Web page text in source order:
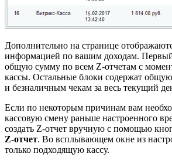
Дополнительно на странице
информацией по вашим доходам.
общую сумму по всем Z-отчетам с
кассы. Остальные блоки содержат
и безналичным чекам за весь текущий
Если по некоторым причинам вам
кассовую смену раньше настроенного
создать Z-отчет вручную с помощью
Z-отчет. Во всплывающем окне из
только подходящую кассу.